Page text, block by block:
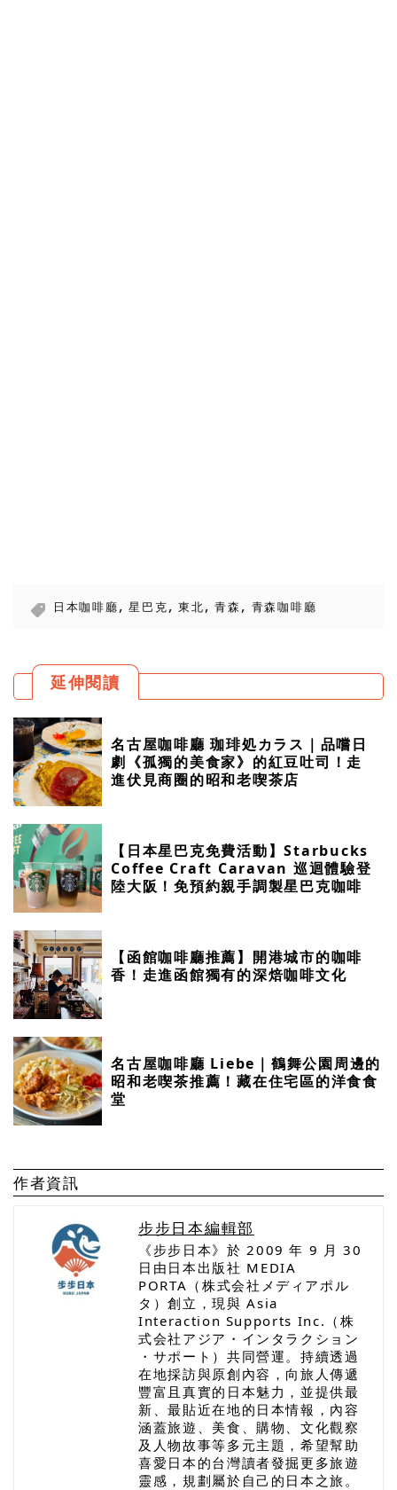
日本咖啡廳, 星巴克, 東北, 青森 , 青森咖啡廳
延伸閱讀
名古屋咖啡廳 珈琲処カラス｜品嚐日
劇《孤獨的美食家》的紅豆吐司！走
進伏見商圈的昭和老喫茶店
【日本星巴克免費活動】Starbucks
Coffee Craft Caravan 巡迴體驗登
陸大阪！免預約親手調製星巴克咖啡
【函館咖啡廳推薦】開港城市的咖啡
香！走進函館獨有的深焙咖啡文化
名古屋咖啡廳 Liebe｜鶴舞公園周邊的
昭和老喫茶推薦！藏在住宅區的洋食食
堂
作者資訊
步步日本編輯部
《步步日本》於 2009 年 9 月 30
日由日本出版社 MEDIA
PORTA（株式会社メディアポル
タ）創立，現與 Asia
Interaction Supports Inc.（株
式会社アジア・インタラクション
・サポート）共同營運。持續透過
在地採訪與原創內容，向旅人傳遞
豐富且真實的日本魅力，並提供最
新、最貼近在地的日本情報，內容
涵蓋旅遊、美食、購物、文化觀察
及人物故事等多元主題，希望幫助
喜愛日本的台灣讀者發掘更多旅遊
靈感，規劃屬於自己的日本之旅。